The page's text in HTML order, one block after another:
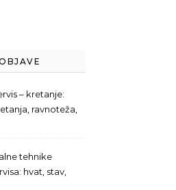
– kretanje:
ravnoteža,
tehnike
hvat, stav,